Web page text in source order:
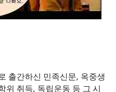
출간하신 민족신문, 옥중생
위 취득, 독립운동 등 그 시